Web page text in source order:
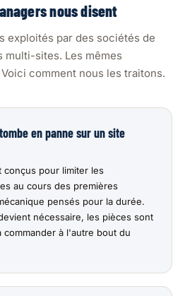
nous disent
exploités par des sociétés de
multi-sites. Les mêmes
comment nous les traitons.
en panne sur un site
conçus pour limiter les
au cours des premières
pensés pour la durée.
nécessaire, les pièces sont
commander à l'autre bout du